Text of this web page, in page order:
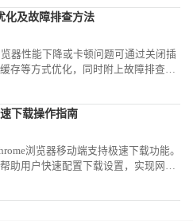
化及故障排查方法
器性能下降或卡顿问题可通过关闭插
存等方式优化，同时附上故障排查建
下载操作指南
浏览器移动端支持极速下载功能。
助用户快速配置下载设置，实现网页